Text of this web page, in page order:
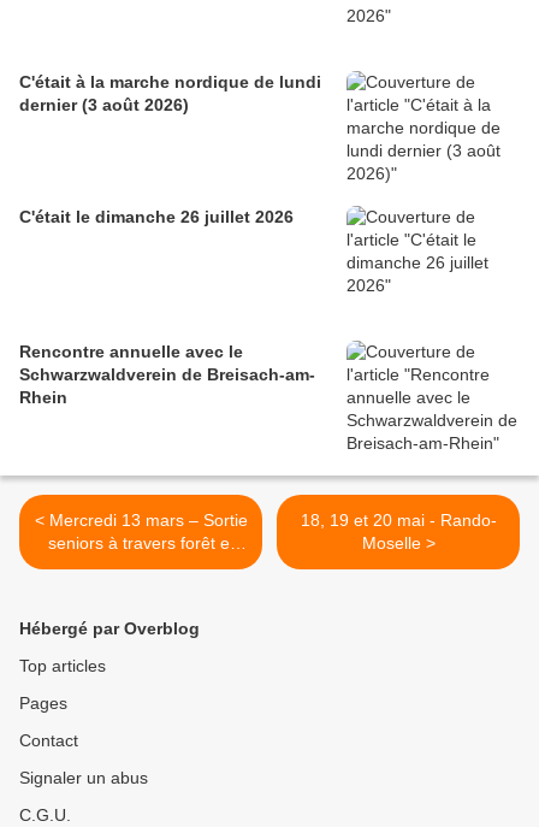
C'était à la marche nordique de lundi
dernier (3 août 2026)
C'était le dimanche 26 juillet 2026
Rencontre annuelle avec le
Schwarzwaldverein de Breisach-am-
Rhein
< Mercredi 13 mars – Sortie
seniors à travers forêt et
vignoble, autour de
18, 19 et 20 mai - Rando-
Moselle >
Hébergé par Overblog
Top articles
Pages
Contact
Signaler un abus
C.G.U.